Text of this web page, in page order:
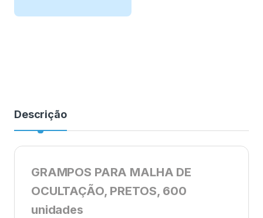
Descrição
GRAMPOS PARA MALHA DE
OCULTAÇÃO, PRETOS, 600
unidades